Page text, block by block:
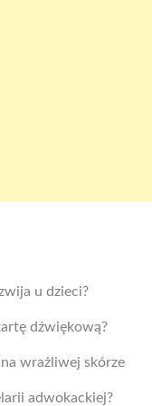
u dzieci?
dźwiękową?
wrażliwej skórze
adwokackiej?